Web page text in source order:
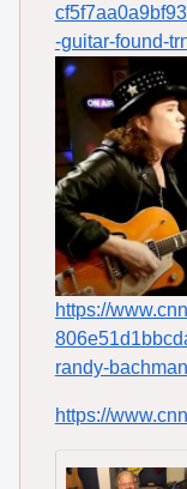
-guitar-found-
https://
randy-
https://